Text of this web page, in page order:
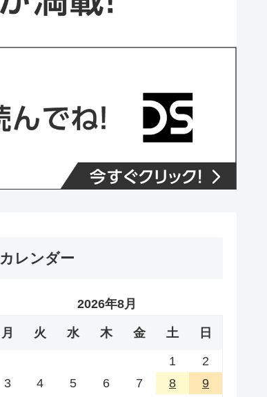
カレンダー
2026年8月
月 火 水 木 金 土 日
1
2
3
4 5 6 7 8
9